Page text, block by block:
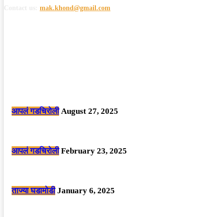
mak.khond@gmail.com
आपलं गडचिरोली August 27, 2025
आपलं गडचिरोली February 23, 2025
ताज्या घडामोडी January 6, 2025